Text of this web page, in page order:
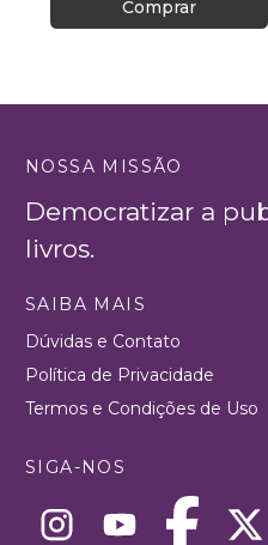
Comprar
NOSSA MISSÃO
Democratizar a
livros.
SAIBA MAIS
Dúvidas e Contato
Política de Privacidade
Termos e Condições de Uso
SIGA-NOS